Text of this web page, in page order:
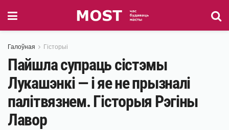
Галоўная Гісторыі
Пайшла супраць сістэмы
Лукашэнкі — і яе не прызналі
палітвязнем. Гісторыя Рэгіны
Лавор